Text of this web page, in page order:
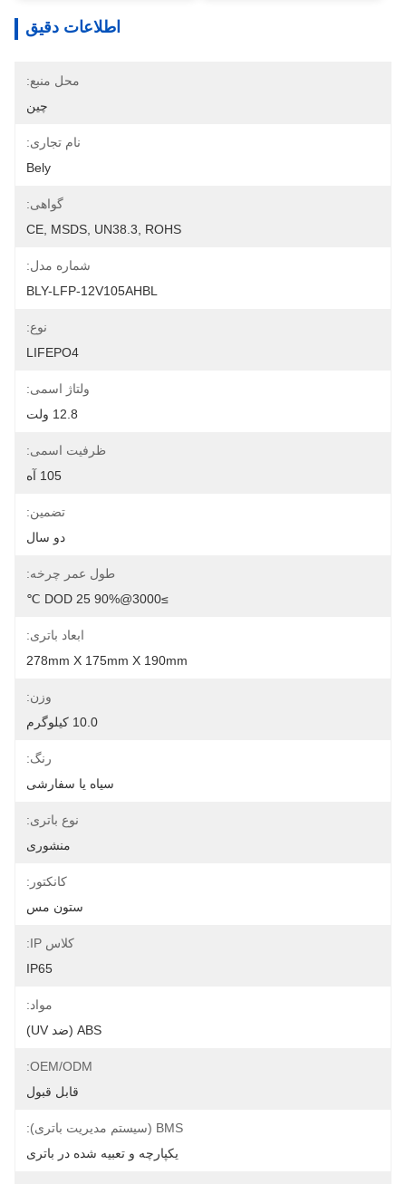
اطلاعات دقیق
محل منبع:
چین
نام تجاری:
Bely
گواهی:
CE, MSDS, UN38.3, ROHS
شماره مدل:
BLY-LFP-12V105AHBL
نوع:
LIFEPO4
ولتاژ اسمی:
12.8 ولت
ظرفیت اسمی:
105 آه
تضمین:
دو سال
طول عمر چرخه:
≥3000@90% DOD 25 ℃
ابعاد باتری:
278mm X 175mm X 190mm
وزن:
10.0 کیلوگرم
رنگ:
سیاه یا سفارشی
نوع باتری:
منشوری
کانکتور:
ستون مس
کلاس IP:
IP65
مواد:
ABS (ضد UV)
OEM/ODM:
قابل قبول
BMS (سیستم مدیریت باتری):
یکپارچه و تعبیه شده در باتری